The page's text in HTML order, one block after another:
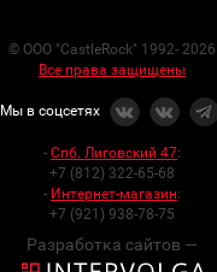
© ООО "CastleRock" 1992- 2026
Все права защищены
Мы в соцсетях
- Спб. Лиговский 47:
+7 (812) 322-65-68
- Интернет-магазин:
+7 (921) 938-78-75
Разработка сайтов —